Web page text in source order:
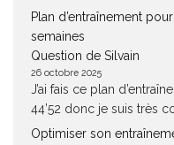
Plan d’entraînement
semaines
Question de Silvain
26 octobre 2025
J’ai fais ce plan
44’52 donc je suis très
Optimiser son